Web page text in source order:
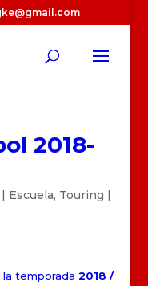
2018-
| Escuela, Touring |
la temporada 2018 /